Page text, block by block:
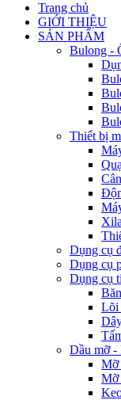
Trang chủ
GIỚI THIỆU
SẢN PHẨM
Bulong -
Thiết bị
Dụng cụ
Dụng cụ
Dụng cụ
Lõi
Dầu mỡ -
Mỡ
Mỡ